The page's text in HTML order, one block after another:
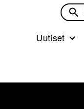
Hae
Uutiset